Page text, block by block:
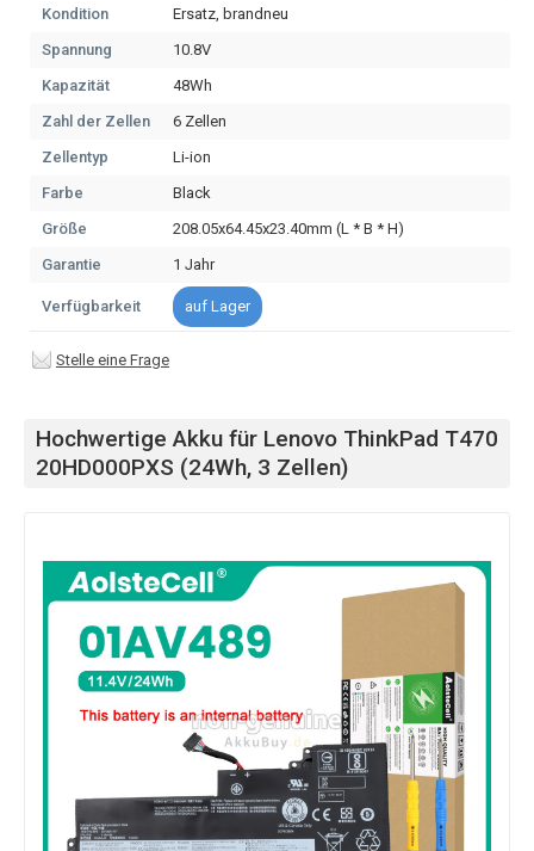
Kondition
Ersatz, brandneu
Spannung
10.8V
Kapazität
48Wh
Zahl der Zellen
6 Zellen
Zellentyp
Li-ion
Farbe
Black
Größe
208.05x64.45x23.40mm (L * B * H)
Garantie
1 Jahr
Verfügbarkeit auf Lager
Stelle eine Frage
Hochwertige Akku für Lenovo ThinkPad T470
20HD000PXS (24Wh, 3 Zellen)